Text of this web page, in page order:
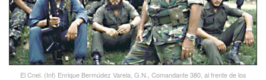
El Cnel. (Inf) Enrique Bermúdez Varela, G.N., Comandante 380, al frente de los